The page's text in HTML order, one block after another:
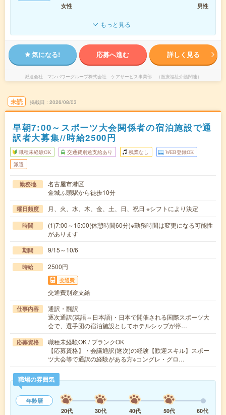
女性
男性
もっと見る
気になる! 応募へ進む 詳しく見る
派遣会社 マンパワーグループ株式会社 ケアサービス事業部 （医療福祉介護関連）
未読 掲載日 2026/08/03
早朝7:00～スポーツ大会関係者の宿泊施設で通
訳者大募集//時給2500円
職種未経験OK 交通費別途支給あり 残業なし WEB登録OK
派遣
勤務地
名古屋市港区
金城ふ頭駅から徒歩10分
曜日頻度 月、火、水、木、金、土、日、祝日 ※シフトにより決定
時間
(1)7:00～15:00(休憩時間60分)※勤務時間は変更になる可能性
があります
期間 9/15～10/6
時給 2500円
交通費
交通費別途支給
仕事内容
通訳・翻訳
逐次通訳(英語⇔日本語)・日本で開催される国際スポーツ大
会で、選手団の宿泊施設としてホテルシップが停…
応募資格
職種未経験OK / ブランクOK
【応募資格】・会議通訳(逐次)の経験【歓迎スキル】スポー
ツ大会等で通訳の経験がある方※コングレ・グロ…
職場の雰囲気
年齢層
20代
30代 40代 50代
60代